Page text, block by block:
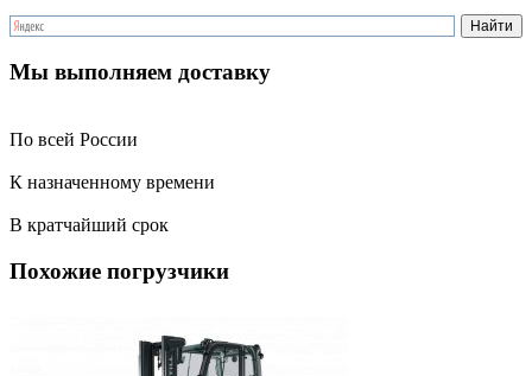
Мы выполняем доставку
По всей России
К назначенному времени
В кратчайший срок
Похожие погрузчики